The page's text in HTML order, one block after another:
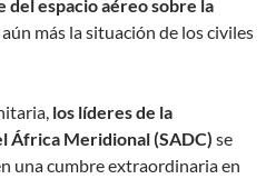
espacio aéreo sobre la
más la situación de los civiles
los líderes de la
África Meridional (SADC) se
una cumbre extraordinaria en